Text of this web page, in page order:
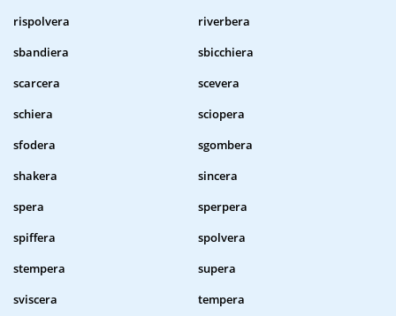
rispolvera
riverbera
sbandiera
sbicchiera
scarcera
scevera
schiera
sciopera
sfodera
sgombera
shakera
sincera
spera
sperpera
spiffera
spolvera
stempera
supera
sviscera
tempera